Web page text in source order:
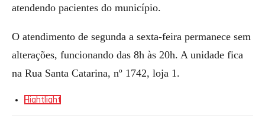
atendendo pacientes do município.
O atendimento de segunda a sexta-feira permanece sem
alterações, funcionando das 8h às 20h. A unidade fica
na Rua Santa Catarina, nº 1742, loja 1.
Hightlight